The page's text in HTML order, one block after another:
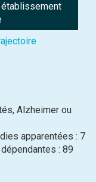
établissement
Alzheimer ou
apparentées : 7
: 89